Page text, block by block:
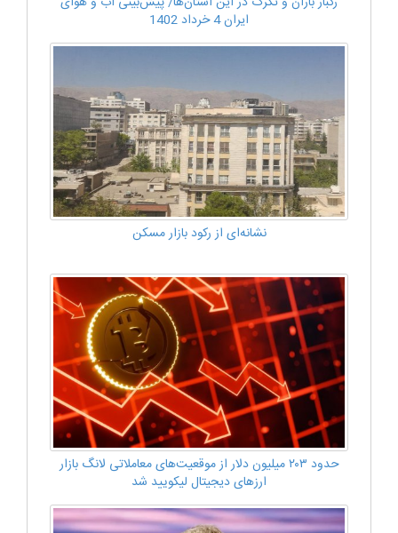
ایران 4 خرداد 1402
نشانه‌ای از رکود بازار مسکن
حدود ۲۰۳ میلیون دلار از موقعیت‌های معاملاتی لانگ بازار
ارزهای دیجیتال لیکویید شد